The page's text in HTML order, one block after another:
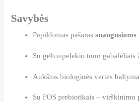
Savybės
Papildomas pašarassuaugusioms
Su geltonpelekio tuno gabalėliais
Aukštos biologinės vertės
Su FOS prebiotikais – virškinimo